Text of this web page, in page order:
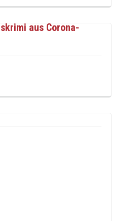
aus Corona-